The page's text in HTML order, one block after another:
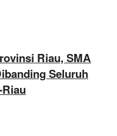
Riau, SMA
Seluruh